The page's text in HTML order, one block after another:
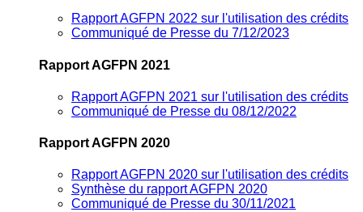
Rapport AGFPN 2022 sur l'utilisation des crédits
Communiqué de Presse du 7/12/2023
Rapport AGFPN 2021
Rapport AGFPN 2021 sur l'utilisation des crédits
Communiqué de Presse du 08/12/2022
Rapport AGFPN 2020
Rapport AGFPN 2020 sur l'utilisation des crédits
Synthèse du rapport AGFPN 2020
Communiqué de Presse du 30/11/2021